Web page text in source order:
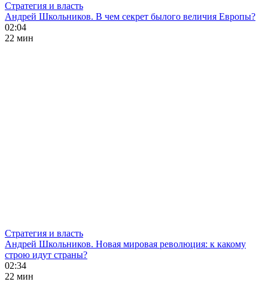
Стратегия и власть
Андрей Школьников. В чем секрет былого величия Европы?
02:04
22 мин
Стратегия и власть
Андрей Школьников. Новая мировая революция: к какому
строю идут страны?
02:34
22 мин